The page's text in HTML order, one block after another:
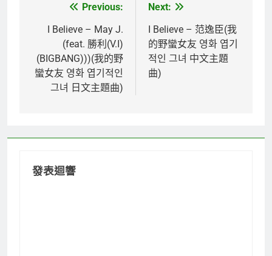
導
覽
Previous:
I Believe – May J.
(feat. 勝利(V.I)
(BIGBANG)))(我的野
蠻女友 영화 엽기적인
그녀 日文主題曲)
Next:
I Believe – 范逸臣(我
的野蠻女友 영화 엽기
적인 그녀 中文主題
曲)
發表迴響